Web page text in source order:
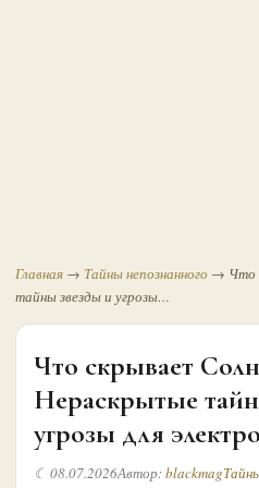
Главная → Тайны непознанного → Что
тайны звезды и угрозы…
Что скрывает
Нераскрытые
угрозы для
☾ 08.07.2026Автор:blackmag